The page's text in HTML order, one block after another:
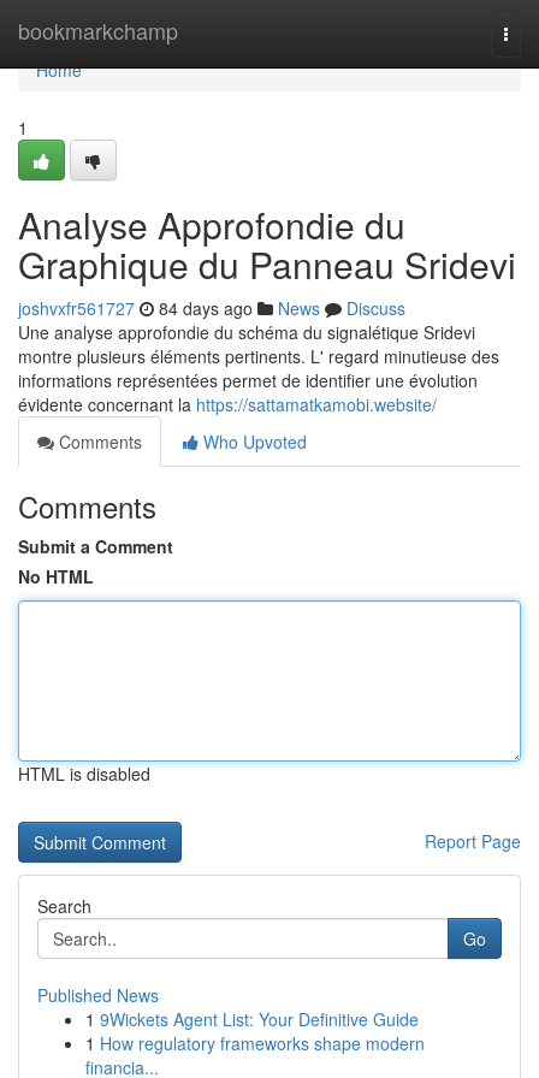
bookmarkchamp
Home
Home
1
Analyse Approfondie du
Graphique du Panneau Sridevi
joshvxfr561727 84 days ago News
Discuss
Une analyse approfondie du schéma du signalétique Sridevi
montre plusieurs éléments pertinents. L' regard minutieuse des
informations représentées permet de identifier une évolution
évidente concernant la https://sattamatkamobi.website/
Comments
Who Upvoted
Comments
Submit a Comment
No HTML
HTML is disabled
Report Page
Search
Go
Published News
1 9Wickets Agent List: Your Definitive Guide
1 How regulatory frameworks shape modern
financia...